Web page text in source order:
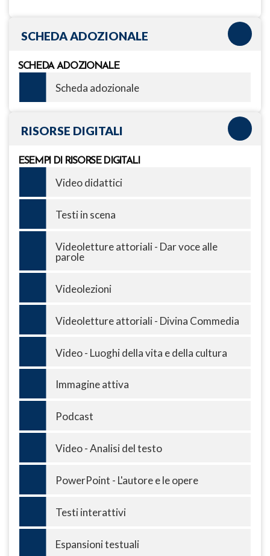
SCHEDA ADOZIONALE
SCHEDA ADOZIONALE
Scheda adozionale
RISORSE DIGITALI
ESEMPI DI RISORSE DIGITALI
Video didattici
Testi in scena
Videoletture attoriali - Dar voce alle
parole
Videolezioni
Videoletture attoriali - Divina Commedia
Video - Luoghi della vita e della cultura
Immagine attiva
Podcast
Video - Analisi del testo
PowerPoint - L'autore e le opere
Testi interattivi
Espansioni testuali